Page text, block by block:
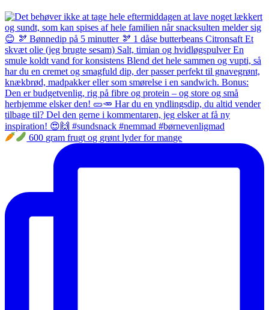
600 gram frugt og grønt lyder for mange